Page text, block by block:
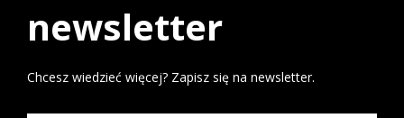
newsletter
Chcesz wiedzieć więcej? Zapisz się na newsletter.